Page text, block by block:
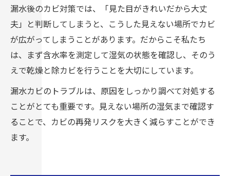
漏水後のカビ対策では、「見た目がきれいだから大丈
夫」と判断してしまうと、こうした見えない場所でカビ
が広がってしまうことがあります。だからこそ私たち
は、まず含水率を測定して湿気の状態を確認し、そのう
えで乾燥と除カビを行うことを大切にしています。
漏水カビのトラブルは、原因をしっかり調べて対処する
ことがとても重要です。見えない場所の湿気まで確認す
ることで、カビの再発リスクを大きく減らすことができ
ます。